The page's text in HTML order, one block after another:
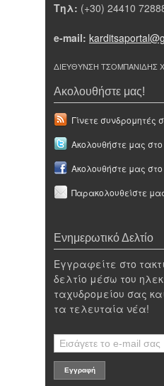
Τηλ: (+30) 24410
e-mail:
ΔΙΕΥΘΥΝΣΗ ΤΣΟΜΠΑΝΙΔΗΣ
Ακολουθήστε μας!
Γίνετε συνδρομητές
Ακολουθήστε μας στο
Ακολουθήστε μας στο
Παρακολουθείστε
Ενημερωτικό Δελτίο
Εγγραφείτε στο
δελτίο μέσω του
ταχυδρομείου σας
τα τελευταία νέα!